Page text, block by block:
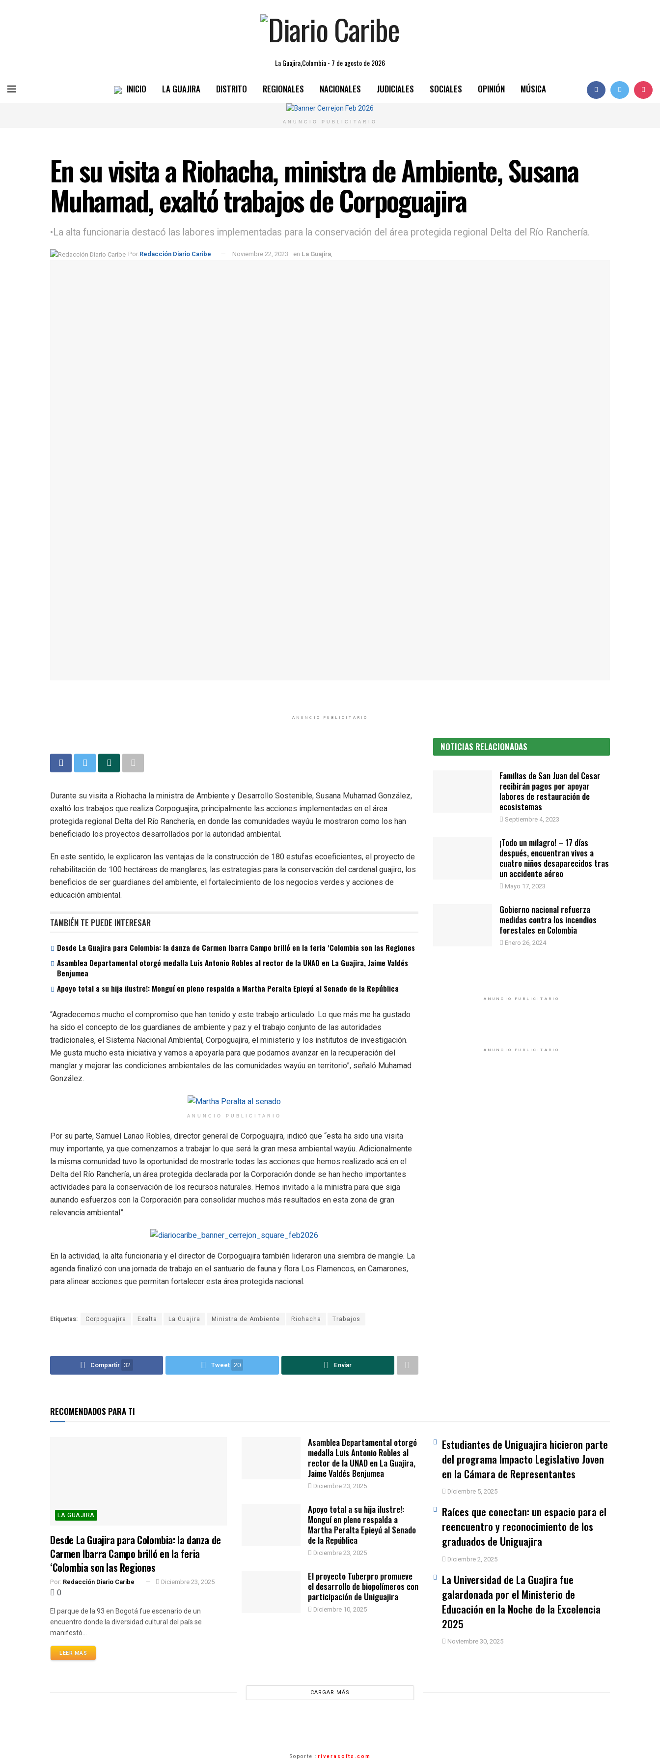
La Guajira,Colombia - 7 de agosto de 2026
INICIO LA GUAJIRA DISTRITO REGIONALES NACIONALES JUDICIALES SOCIALES OPINIÓN MÚSICA
ANUNCIO PUBLICITARIO
En su visita a Riohacha, ministra de Ambiente, Susana
Muhamad, exaltó trabajos de Corpoguajira
•La alta funcionaria destacó las labores implementadas para la conservación del área protegida regional Delta del Río Ranchería.
Por:Redacción Diario Caribe Noviembre 22, 2023 en La Guajira,
ANUNCIO PUBLICITARIO
Durante su visita a Riohacha la ministra de Ambiente y Desarrollo Sostenible, Susana Muhamad González,
exaltó los trabajos que realiza Corpoguajira, principalmente las acciones implementadas en el área
protegida regional Delta del Río Ranchería, en donde las comunidades wayúu le mostraron como los han
beneficiado los proyectos desarrollados por la autoridad ambiental.
En este sentido, le explicaron las ventajas de la construcción de 180 estufas ecoeficientes, el proyecto de
rehabilitación de 100 hectáreas de manglares, las estrategias para la conservación del cardenal guajiro, los
beneficios de ser guardianes del ambiente, el fortalecimiento de los negocios verdes y acciones de
educación ambiental.
TAMBIÉN TE PUEDE INTERESAR
Desde La Guajira para Colombia: la danza de Carmen Ibarra Campo brilló en la feria ‘Colombia son las Regiones
Asamblea Departamental otorgó medalla Luis Antonio Robles al rector de la UNAD en La Guajira, Jaime Valdés
Benjumea
Apoyo total a su hija ilustre!: Monguí en pleno respalda a Martha Peralta Epieyú al Senado de la República
“Agradecemos mucho el compromiso que han tenido y este trabajo articulado. Lo que más me ha gustado
ha sido el concepto de los guardianes de ambiente y paz y el trabajo conjunto de las autoridades
tradicionales, el Sistema Nacional Ambiental, Corpoguajira, el ministerio y los institutos de investigación.
Me gusta mucho esta iniciativa y vamos a apoyarla para que podamos avanzar en la recuperación del
manglar y mejorar las condiciones ambientales de las comunidades wayúu en territorio”, señaló Muhamad
González.
ANUNCIO PUBLICITARIO
Por su parte, Samuel Lanao Robles, director general de Corpoguajira, indicó que “esta ha sido una visita
muy importante, ya que comenzamos a trabajar lo que será la gran mesa ambiental wayúu. Adicionalmente
la misma comunidad tuvo la oportunidad de mostrarle todas las acciones que hemos realizado acá en el
Delta del Río Ranchería, un área protegida declarada por la Corporación donde se han hecho importantes
actividades para la conservación de los recursos naturales. Hemos invitado a la ministra para que siga
aunando esfuerzos con la Corporación para consolidar muchos más resultados en esta zona de gran
relevancia ambiental”.
En la actividad, la alta funcionaria y el director de Corpoguajira también lideraron una siembra de mangle. La
agenda finalizó con una jornada de trabajo en el santuario de fauna y flora Los Flamencos, en Camarones,
para alinear acciones que permitan fortalecer esta área protegida nacional.
Etiquetas: Corpoguajira Exalta La Guajira Ministra de Ambiente Riohacha Trabajos
Compartir 32 Tweet 20 Enviar
NOTICIAS RELACIONADAS
Familias de San Juan del Cesar
recibirán pagos por apoyar
labores de restauración de
ecosistemas
Septiembre 4, 2023
¡Todo un milagro! – 17 días
después, encuentran vivos a
cuatro niños desaparecidos tras
un accidente aéreo
Mayo 17, 2023
Gobierno nacional refuerza
medidas contra los incendios
forestales en Colombia
Enero 26, 2024
ANUNCIO PUBLICITARIO
ANUNCIO PUBLICITARIO
RECOMENDADOS PARA TI
LA GUAJIRA
Desde La Guajira para Colombia: la danza de
Carmen Ibarra Campo brilló en la feria
‘Colombia son las Regiones
Por: Redacción Diario Caribe Diciembre 23, 2025
0
El parque de la 93 en Bogotá fue escenario de un
encuentro donde la diversidad cultural del país se
manifestó...
LEER MÁS
Asamblea Departamental otorgó
medalla Luis Antonio Robles al
rector de la UNAD en La Guajira,
Jaime Valdés Benjumea
Diciembre 23, 2025
Apoyo total a su hija ilustre!:
Monguí en pleno respalda a
Martha Peralta Epieyú al Senado
de la República
Diciembre 23, 2025
El proyecto Tuberpro promueve
el desarrollo de biopolímeros con
participación de Uniguajira
Diciembre 10, 2025
Estudiantes de Uniguajira hicieron parte
del programa Impacto Legislativo Joven
en la Cámara de Representantes
Diciembre 5, 2025
Raíces que conectan: un espacio para el
reencuentro y reconocimiento de los
graduados de Uniguajira
Diciembre 2, 2025
La Universidad de La Guajira fue
galardonada por el Ministerio de
Educación en la Noche de la Excelencia
2025
Noviembre 30, 2025
CARGAR MÁS
Soporte : riverasofts.com